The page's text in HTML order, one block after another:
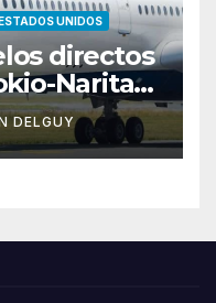
UNIDOS
directos
Narita
DELGUY